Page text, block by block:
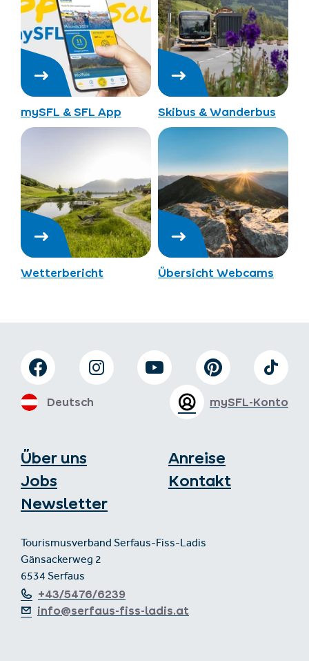
mySFL & SFL App Skibus & Wanderbus
Wetterbericht Übersicht Webcams
Über uns
Jobs
Newsletter
Anreise
Kontakt
Tourismusverband Serfaus-Fiss-Ladis
Gänsackerweg 2
6534 Serfaus
+43/5476/6239
info@serfaus-fiss-ladis.at
mySFL-Konto
Deutsch